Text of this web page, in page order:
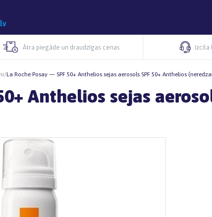
Ātra piegāde un draudzīgas cenas Izcila
/La Roche Posay — SPF 50+ Anthelios sejas aerosols SPF 50+ Anthelios
Anthelios sejas